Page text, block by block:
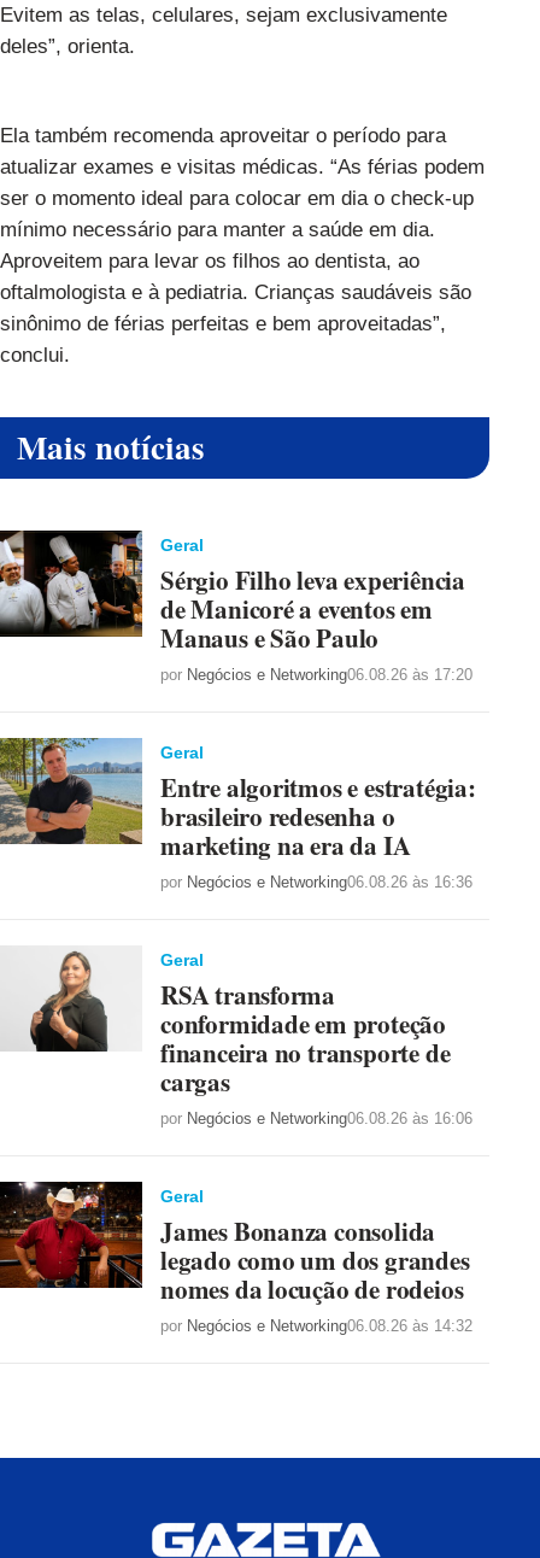
Evitem as telas, celulares, sejam exclusivamente
deles”, orienta.
Ela também recomenda aproveitar o período para
atualizar exames e visitas médicas. “As férias podem
ser o momento ideal para colocar em dia o check-up
mínimo necessário para manter a saúde em dia.
Aproveitem para levar os filhos ao dentista, ao
oftalmologista e à pediatria. Crianças saudáveis são
sinônimo de férias perfeitas e bem aproveitadas”,
conclui.
Mais notícias
Geral
Sérgio Filho leva experiência
de Manicoré a eventos em
Manaus e São Paulo
por Negócios e Networking06.08.26 às 17:20
Geral
Entre algoritmos e estratégia:
brasileiro redesenha o
marketing na era da IA
por Negócios e Networking06.08.26 às 16:36
Geral
RSA transforma
conformidade em proteção
financeira no transporte de
cargas
por Negócios e Networking06.08.26 às 16:06
Geral
James Bonanza consolida
legado como um dos grandes
nomes da locução de rodeios
por Negócios e Networking06.08.26 às 14:32